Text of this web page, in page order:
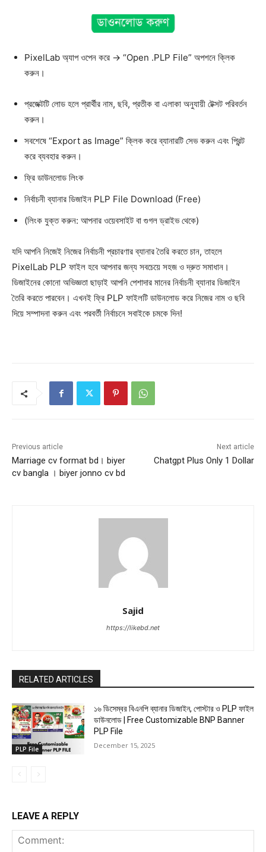
PixelLab অ্যাপ ওপেন করে → “Open .PLP File” অপশনে ক্লিক
করুন।
প্রজেক্টটি লোড হলে প্রার্থীর নাম, ছবি, প্রতীক বা এলাকা অনুযায়ী টেক্সট পরিবর্তন
করুন।
সবশেষে “Export as Image” ক্লিক করে ব্যানারটি সেভ করুন এবং প্রিন্ট
করে ব্যবহার করুন।
ফ্রি ডাউনলোড লিংক
নির্বাচনী ব্যানার ডিজাইন PLP File Download (Free)
(লিংক যুক্ত করুন: আপনার ওয়েবসাইট বা গুগল ড্রাইভ থেকে)
যদি আপনি নিজেই নিজের নির্বাচনী প্রচারণার ব্যানার তৈরি করতে চান, তাহলে
PixelLab PLP ফাইল হবে আপনার জন্য সবচেয়ে সহজ ও দ্রুত সমাধান।
ডিজাইনের কোনো অভিজ্ঞতা ছাড়াই আপনি পেশাদার মানের নির্বাচনী ব্যানার ডিজাইন
তৈরি করতে পারবেন। এখনই ফ্রি PLP ফাইলটি ডাউনলোড করে নিজের নাম ও ছবি
দিয়ে সম্পাদনা করুন এবং পরবর্তী নির্বাচনে সবাইকে চমকে দিন!
Previous article
Marriage cv format bd। biyer
cv bangla । biyer jonno cv bd
Next article
Chatgpt Plus Only 1 Dollar
Sajid
https://likebd.net
RELATED ARTICLES
PLP File
১৬ ডিসেম্বর বিএনপি ব্যানার ডিজাইন, পোস্টার ও PLP ফাইল
ডাউনলোড | Free Customizable BNP Banner
PLP File
December 15, 2025
LEAVE A REPLY